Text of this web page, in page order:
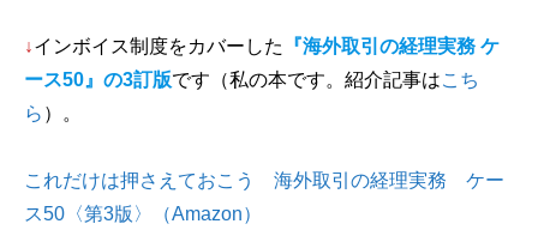
↓インボイス制度をカバーした
『海外取引の経理実務 ケ
ース50』の3訂版です（私の本です。紹介記事はこち
ら ）。
これだけは押さえておこう 海外取引の経理実務 ケー
ス50〈第3版〉（Amazon）